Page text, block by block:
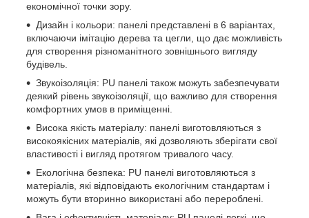
економічної точки зору.
Дизайн і кольори: панелі представлені в 6 варіантах,
включаючи імітацію дерева та цегли, що дає можливість
для створення різноманітного зовнішнього вигляду
будівель.
Звукоізоляція: PU панелі також можуть забезпечувати
деякий рівень звукоізоляції, що важливо для створення
комфортних умов в приміщенні.
Висока якість матеріалу: панелі виготовляються з
високоякісних матеріалів, які дозволяють зберігати свої
властивості і вигляд протягом тривалого часу.
Екологічна безпека: PU панелі виготовляються з
матеріалів, які відповідають екологічним стандартам і
можуть бути вторинно використані або перероблені.